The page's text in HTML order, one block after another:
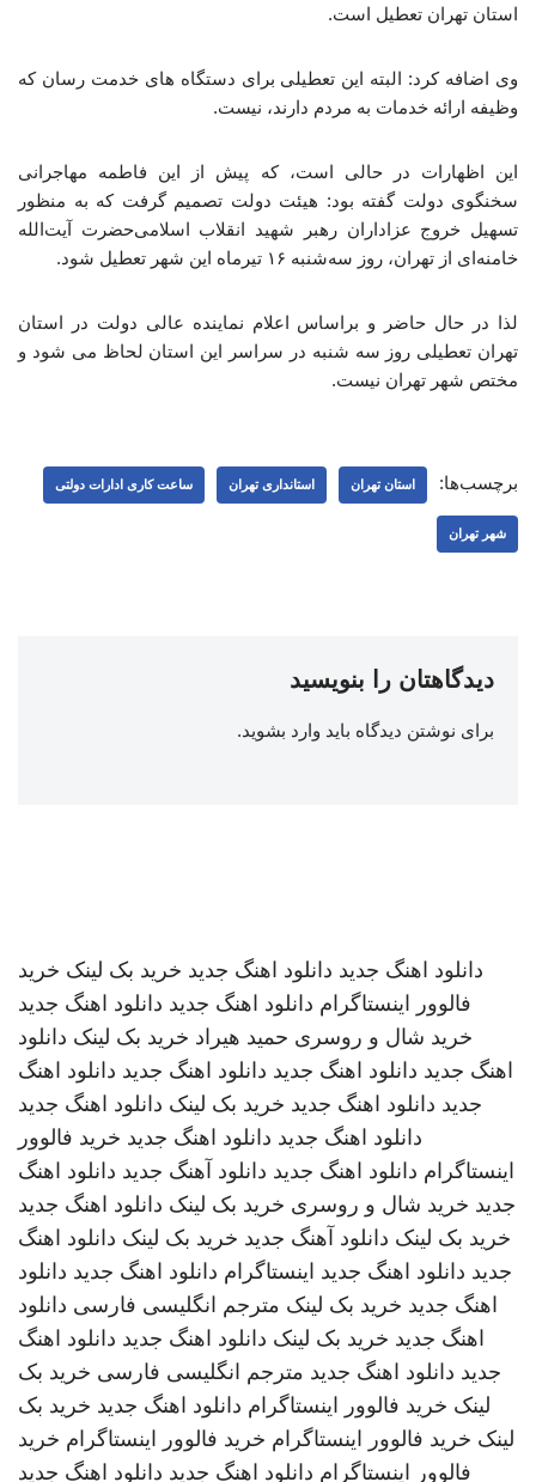
استان تهران تعطیل است.
وی اضافه کرد: البته این تعطیلی برای دستگاه های خدمت رسان که
وظیفه ارائه خدمات به مردم دارند، نیست.
این اظهارات در حالی است، که پیش از این فاطمه مهاجرانی
سخنگوی دولت گفته بود: هیئت دولت تصمیم گرفت که به منظور
تسهیل خروج عزاداران رهبر شهید انقلاب اسلامی‌حضرت آیت‌الله
خامنه‌ای از تهران، روز سه‌شنبه ۱۶ تیرماه این شهر تعطیل شود.
لذا در حال حاضر و براساس اعلام نماینده عالی دولت در استان
تهران تعطیلی روز سه شنبه در سراسر این استان لحاظ می شود و
مختص شهر تهران نیست.
برچسب‌ها: استان تهران استانداری تهران ساعت کاری ادارات دولتی
شهر تهران
دیدگاهتان را بنویسید
برای نوشتن دیدگاه باید وارد بشوید.
دانلود اهنگ جدید دانلود اهنگ جدید خرید بک لینک خرید
فالوور اینستاگرام دانلود اهنگ جدید دانلود اهنگ جدید
خرید شال و روسری حمید هیراد خرید بک لینک دانلود
اهنگ جدید دانلود اهنگ جدید دانلود اهنگ جدید دانلود اهنگ
جدید دانلود اهنگ جدید خرید بک لینک دانلود اهنگ جدید
دانلود اهنگ جدید دانلود اهنگ جدید خرید فالوور
اینستاگرام دانلود اهنگ جدید دانلود آهنگ جدید دانلود اهنگ
جدید خرید شال و روسری خرید بک لینک دانلود اهنگ جدید
خرید بک لینک دانلود آهنگ جدید خرید بک لینک دانلود اهنگ
جدید دانلود اهنگ جدید اینستاگرام دانلود اهنگ جدید دانلود
اهنگ جدید خرید بک لینک مترجم انگلیسی فارسی دانلود
اهنگ جدید خرید بک لینک دانلود اهنگ جدید دانلود اهنگ
جدید دانلود اهنگ جدید مترجم انگلیسی فارسی خرید بک
لینک خرید فالوور اینستاگرام دانلود اهنگ جدید خرید بک
لینک خرید فالوور اینستاگرام خرید فالوور اینستاگرام خرید
فالوور اینستاگرام دانلود اهنگ جدید دانلود اهنگ جدید